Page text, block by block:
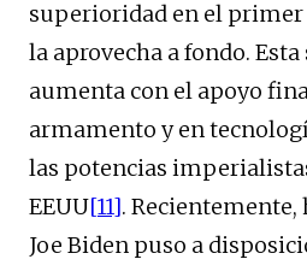
superioridad en el primer
la aprovecha a fondo.
aumenta con el apoyo
armamento y en
las potencias
EEUU[11].
Joe Biden puso a